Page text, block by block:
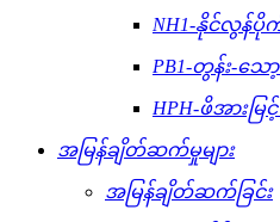
NH1-နိုင်လွန်ပို
PB1-တွန်း-သ
HPH-ဖိအား
အမြန်ချိတ်ဆက်မှုများ
အမြန်ချိတ်ဆက်ခြင်း